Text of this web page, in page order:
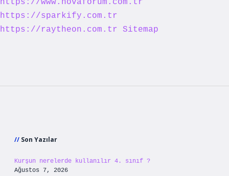
https://www.novaforum.com.tr
https://sparkify.com.tr
https://raytheon.com.tr
Sitemap
Son Yazılar
Kurşun nerelerde kullanılır 4. sınıf ?
Ağustos 7, 2026